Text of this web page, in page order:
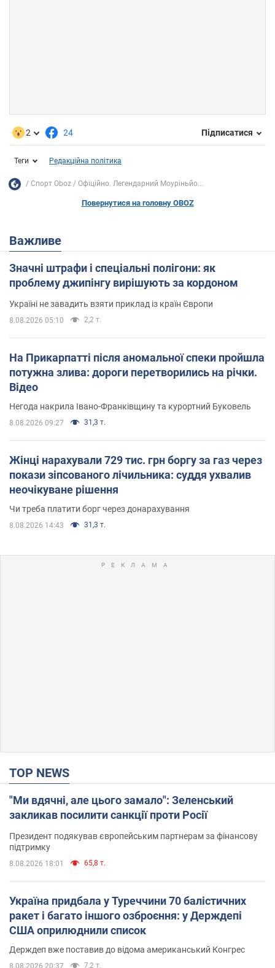
2 24 Підписатися
Теги Редакційна політика
Спорт Oboz Офіційно. Легендарний Моуріньйо...
Повернутися на головну OBOZ
Важливе
Значні штрафи і спеціальні полігони: як
проблему джипінгу вирішують за кордоном
Україні не завадить взяти приклад із країн Європи
8.08.2026 05:10 2,2 т.
На Прикарпатті після аномальної спеки пройшла
потужна злива: дороги перетворились на річки.
Відео
Негода накрила Івано-Франківщину та курортний Буковель
8.08.2026 09:27 31,3 т.
Жінці нарахували 729 тис. грн боргу за газ через
покази зіпсованого лічильника: суддя ухвалив
неочікуване рішення
Чи треба платити борг через донарахування
8.08.2026 14:43 31,3 т.
TOP NEWS
"Ми вдячні, але цього замало": Зеленський
закликав посилити санкції проти Росії
Президент подякував європейським партнерам за фінансову
підтримку
8.08.2026 18:01 65,8 т.
Україна придбала у Туреччини 70 балістичних
ракет і багато іншого озброєння: у Держдепі
США оприлюднили список
Держдеп вже поставив до відома американський Конгрес
8.08.2026 20:37 7,2 т.